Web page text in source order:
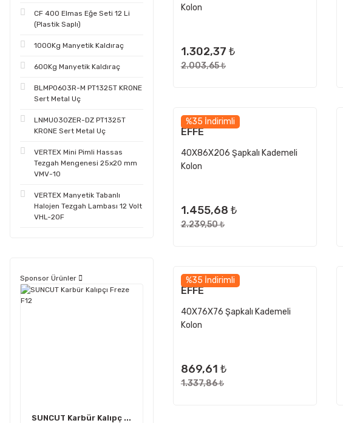
CF 400 Elmas Eğe Seti 12 Li
(Plastik Saplı)
1000Kg Manyetik Kaldıraç
600Kg Manyetik Kaldıraç
BLMP0603R-M PT1325T KRONE
Sert Metal Uç
LNMU030ZER-DZ PT1325T
KRONE Sert Metal Uç
VERTEX Mini Pimli Hassas
Tezgah Mengenesi 25x20 mm
VMV-10
VERTEX Manyetik Tabanlı
Halojen Tezgah Lambası 12 Volt
VHL-20F
Sponsor Ürünler
SUNCUT Karbür Kalıpç ...
Kolon
1.302,37 ₺
2.003,65 ₺
%35 İndirimli
EFFE
40X86X206 Şapkalı Kademeli
Kolon
1.455,68 ₺
2.239,50 ₺
%35 İndirimli
EFFE
40X76X76 Şapkalı Kademeli
Kolon
869,61 ₺
1.337,86 ₺